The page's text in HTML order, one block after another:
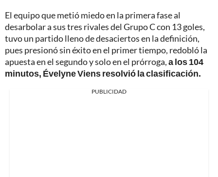
El equipo que metió miedo en la primera fase al
desarbolar a sus tres rivales del Grupo C con 13 goles,
tuvo un partido lleno de desaciertos en la definición,
pues presionó sin éxito en el primer tiempo, redobló la
apuesta en el segundo y solo en el prórroga,a los 104
minutos, Évelyne Viens resolvió la clasificación.
PUBLICIDAD